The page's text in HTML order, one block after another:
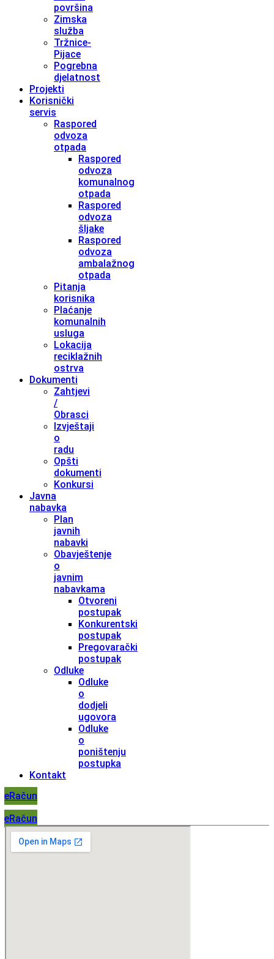
površina
Zimska
služba
Tržnice-
Pijace
Pogrebna
djelatnost
Projekti
Korisnički
servis
Raspored
odvoza
otpada
Raspored
odvoza
komunalnog
otpada
Raspored
odvoza
šljake
Raspored
odvoza
ambalažnog
otpada
Pitanja
korisnika
Plaćanje
komunalnih
usluga
Lokacija
reciklažnih
ostrva
Dokumenti
Zahtjevi
/
Obrasci
Izvještaji
o
radu
Opšti
dokumenti
Konkursi
Javna
nabavka
Plan
javnih
nabavki
Obavještenje
o
javnim
nabavkama
Otvoreni
postupak
Konkurentski
postupak
Pregovarački
postupak
Odluke
Odluke
o
dodjeli
ugovora
Odluke
o
poništenju
postupka
Kontakt
eRačun
eRačun